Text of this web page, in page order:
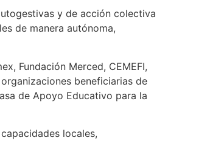
y de acción colectiva
de manera autónoma,
Fundación Merced, CEMEFI,
beneficiarias de
de Apoyo Educativo para la
locales,